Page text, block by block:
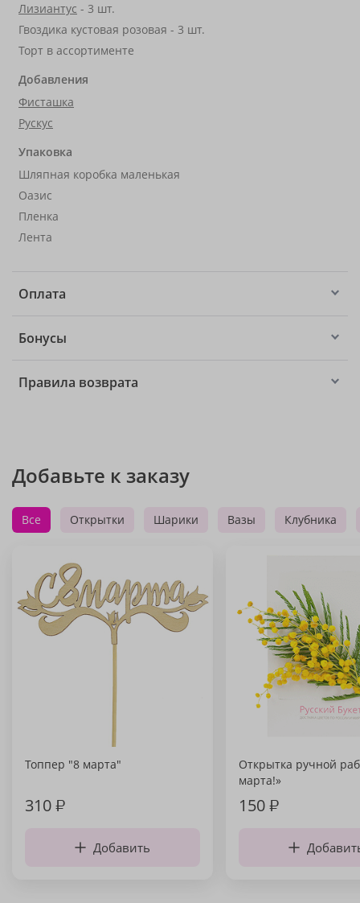
Лизиантус - 3 шт.
Гвоздика кустовая розовая - 3 шт.
Торт в ассортименте
Добавления
Фисташка
Рускус
Упаковка
Шляпная коробка маленькая
Оазис
Пленка
Лента
Оплата
Бонусы
Правила возврата
Добавьте к заказу
Все Открытки Шарики Вазы Клубника
Топпер "8 марта"
310₽
Добавить
Открытка ручной
марта!»
150₽